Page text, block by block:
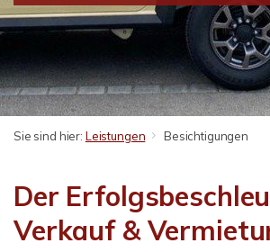
Sie sind hier: Leistungen Besichtigungen
Der
Verkauf &